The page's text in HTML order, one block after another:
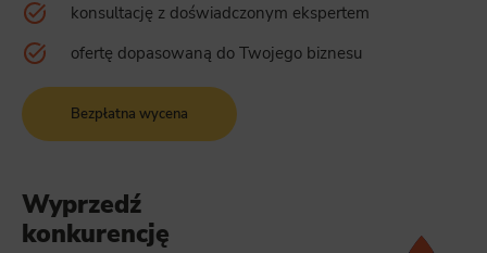
konsultację z doświadczonym ekspertem
ofertę dopasowaną do Twojego biznesu
Bezpłatna wycena
Wyprzedź
konkurencję